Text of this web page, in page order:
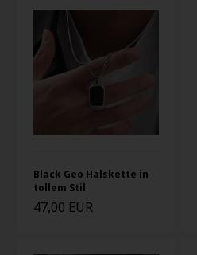
Black Geo Halskette in
tollem Stil
47,00 EUR